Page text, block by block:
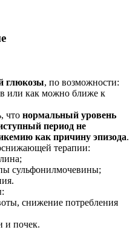
глюкозы, по возможности:
или как можно ближе к
что нормальный уровень
период не
как причину эпизода.
терапии:
сульфонилмочевины;
снижение потребления
и почек.